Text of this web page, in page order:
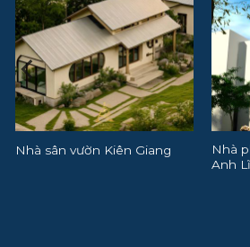
Nhà phố hiện đại Sóc Trăng,
Dự